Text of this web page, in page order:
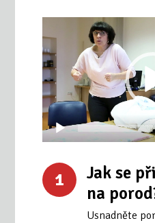
přehrávač
1
Jak se
na
Usnadněte